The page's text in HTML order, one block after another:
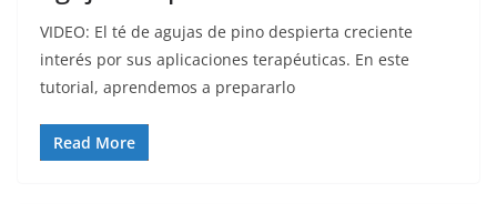
VIDEO: El té de agujas de pino despierta creciente
interés por sus aplicaciones terapéuticas. En este
tutorial, aprendemos a prepararlo
Read More